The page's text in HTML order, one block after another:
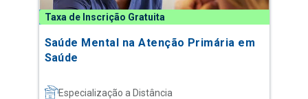
Taxa de Inscrição Gratuita
Saúde Mental na Atenção Primária em
Saúde
Especialização a Distância